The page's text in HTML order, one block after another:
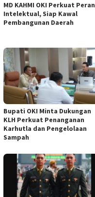
MD KAHMI OKI Perkuat Peran
Intelektual, Siap Kawal
Pembangunan Daerah
Bupati OKI Minta Dukungan
KLH Perkuat Penanganan
Karhutla dan Pengelolaan
Sampah